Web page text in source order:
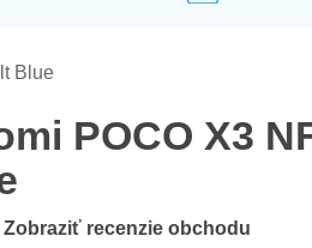
Blue
POCO X3
Zobraziť recenzie obchodu